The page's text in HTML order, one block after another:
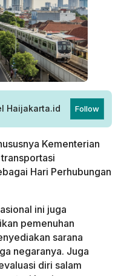
Haijakarta.id Follow
Kementerian
Hari Perhubungan
ini juga
pemenuhan
sarana
negaranya. Juga
diri salam